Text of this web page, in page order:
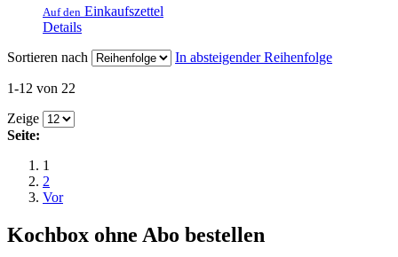
Auf den Einkaufszettel
Details
Sortieren nach
In absteigender Reihenfolge
1-12 von 22
Zeige
Seite:
1
2
Vor
Kochbox ohne Abo bestellen